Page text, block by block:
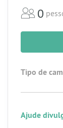
0
Tipo de
Ajude